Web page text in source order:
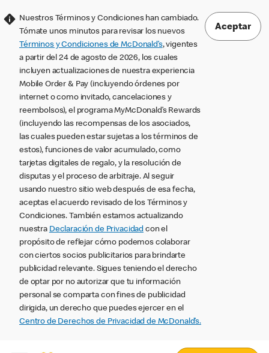
Nuestros Términos y Condiciones han cambiado.
Tómate unos minutos para revisar los nuevos
Términos y Condiciones de McDonald’s, vigentes
a partir del 24 de agosto de 2026, los cuales
incluyen actualizaciones de nuestra experiencia
Mobile Order & Pay (incluyendo órdenes por
internet o como invitado, cancelaciones y
reembolsos), el programa MyMcDonald’s Rewards
(incluyendo las recompensas de los asociados,
las cuales pueden estar sujetas a los términos de
estos), funciones de valor acumulado, como
tarjetas digitales de regalo, y la resolución de
disputas y el proceso de arbitraje. Al seguir
usando nuestro sitio web después de esa fecha,
aceptas el acuerdo revisado de los Términos y
Condiciones. También estamos actualizando
nuestra Declaración de Privacidad con el
propósito de reflejar cómo podemos colaborar
con ciertos socios publicitarios para brindarte
publicidad relevante. Sigues teniendo el derecho
de optar por no autorizar que tu información
personal se comparta con fines de publicidad
dirigida, un derecho que puedes ejercer en el
Centro de Derechos de Privacidad de McDonald’s.
Aceptar